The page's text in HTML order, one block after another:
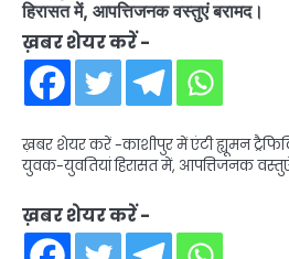
हिरासत में, आपत्तिजनक वस्तुएं बरामद।
ख़बर शेयर करें -
ख़बर शेयर करें -काशीपुर में एंटी ह्यूमन
युवक-युवतियां हिरासत में, आपत्तिजनक
ख़बर शेयर करें -